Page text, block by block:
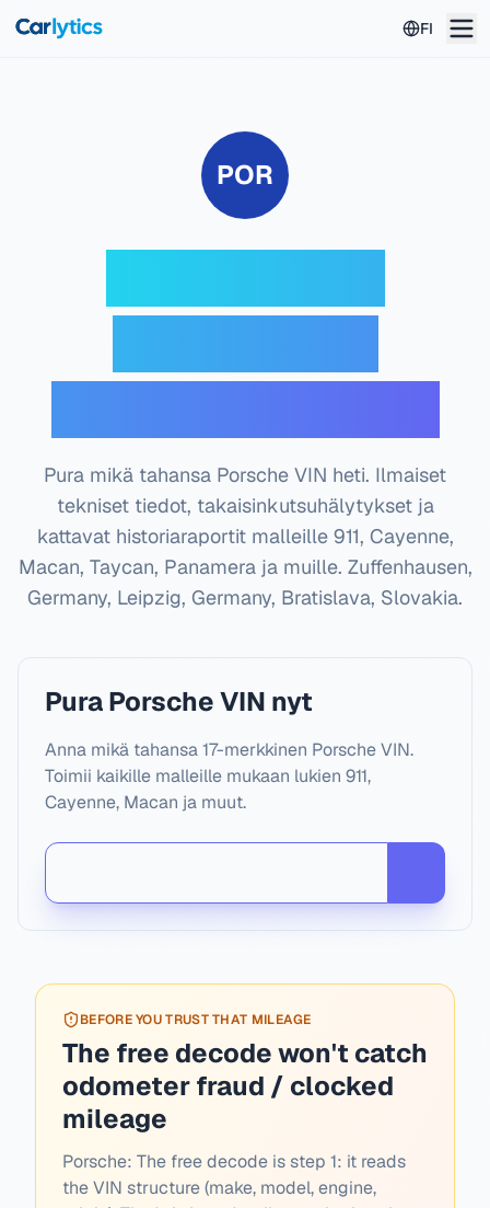
FI
POR
Pura mikä tahansa Porsche VIN heti. Ilmaiset
tekniset tiedot, takaisinkutsuhälytykset ja
kattavat historiaraportit malleille 911, Cayenne,
Macan, Taycan, Panamera ja muille. Zuffenhausen,
Germany, Leipzig, Germany, Bratislava, Slovakia.
Pura Porsche VIN nyt
Anna mikä tahansa 17-merkkinen Porsche VIN.
Toimii kaikille malleille mukaan lukien 911,
Cayenne, Macan ja muut.
BEFORE YOU TRUST THAT MILEAGE
The free decode won't catch
odometer fraud / clocked
mileage
Porsche: The free decode is step 1: it reads
the VIN structure (make, model, engine,